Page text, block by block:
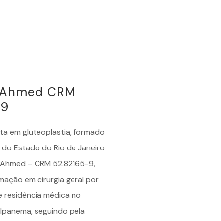
CRM
em gluteoplastia, formado
Estado do Rio de Janeiro
– CRM 52.82165-9,
em cirurgia geral por
residência médica no
seguindo pela